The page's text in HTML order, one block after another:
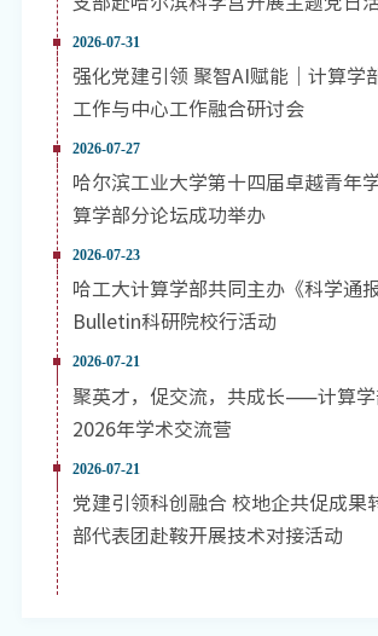
2026-07-31
强化党建引领 聚智AI赋能｜计算学
工作与中心工作融合研讨会
2026-07-27
哈尔滨工业大学第十四届卓越青年
算学部分论坛成功举办
2026-07-23
哈工大计算学部共同主办《科学通
Bulletin科研院校行活动
2026-07-21
聚英才，促交流，共成长——计算
2026年学术交流营
2026-07-21
党建引领科创融合 校地企共促成
部代表团赴鞍开展技术对接活动